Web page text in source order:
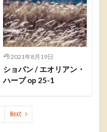
2021年8月19日
ショパン / エオリアン・
ハープ op 25-1
Next